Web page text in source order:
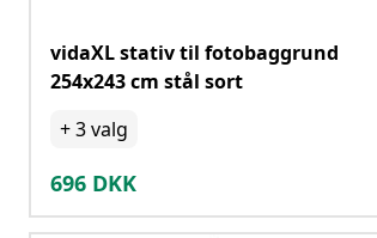
vidaXL stativ til fotobaggrund
254x243 cm stål sort
+3valg
696 DKK